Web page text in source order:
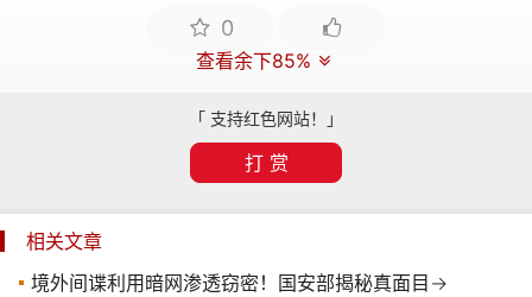
0
查看余下85%
「 支持红色网站！」
打 赏
相关文章
境外间谍利用暗网渗透窃密！国安部揭秘真面目→